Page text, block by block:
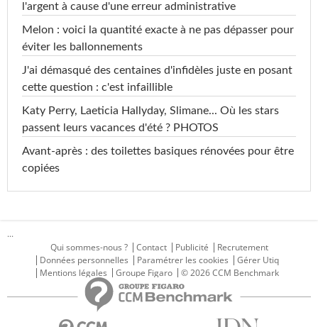
l'argent à cause d'une erreur administrative
Melon : voici la quantité exacte à ne pas dépasser pour
éviter les ballonnements
J'ai démasqué des centaines d'infidèles juste en posant
cette question : c'est infaillible
Katy Perry, Laeticia Hallyday, Slimane... Où les stars
passent leurs vacances d'été ? PHOTOS
Avant-après : des toilettes basiques rénovées pour être
copiées
...
Qui sommes-nous ?
Contact Publicité
Recrutement
Données personnelles
Paramétrer les cookies
Gérer Utiq
Mentions légales
Groupe Figaro © 2026 CCM Benchmark